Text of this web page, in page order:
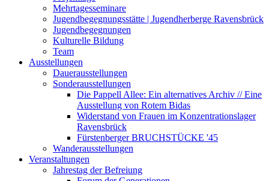
Mehrtagesseminare
Jugendbegegnungsstätte | Jugendherberge Ravensbrück
Jugendbegegnungen
Kulturelle Bildung
Team
Ausstellungen
Dauerausstellungen
Sonderausstellungen
Die Pappell Allee: Ein alternatives Archiv // Eine
Ausstellung von Rotem Bidas
Widerstand von Frauen im Konzentrationslager
Ravensbrück
Fürstenberger BRUCHSTÜCKE '45
Wanderausstellungen
Veranstaltungen
Jahrestag der Befreiung